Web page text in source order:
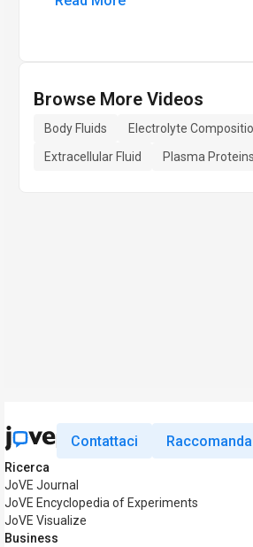
Browse More Videos
Body Fluids Electrolyte
Extracellular Fluid
Plasma Proteins
Contattaci
Ricerca
JoVE Journal
JoVE Encyclopedia of Experiments
JoVE Visualize
Business